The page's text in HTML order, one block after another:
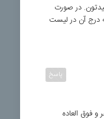
در صورت
درج آن در لیست
و فوق العاده
پاسخ